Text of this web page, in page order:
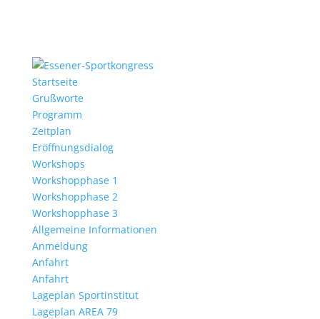
Startseite
Grußworte
Programm
Zeitplan
Eröffnungsdialog
Workshops
Workshopphase 1
Workshopphase 2
Workshopphase 3
Allgemeine Informationen
Anmeldung
Anfahrt
Anfahrt
Lageplan Sportinstitut
Lageplan AREA 79